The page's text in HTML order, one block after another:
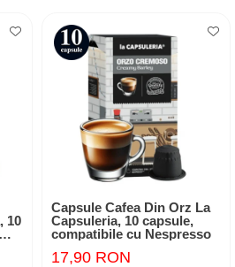
10
Capsule Cafea Din Orz La
Capsuleria, 10 capsule,
compatibile cu Nespresso
17,90 RON